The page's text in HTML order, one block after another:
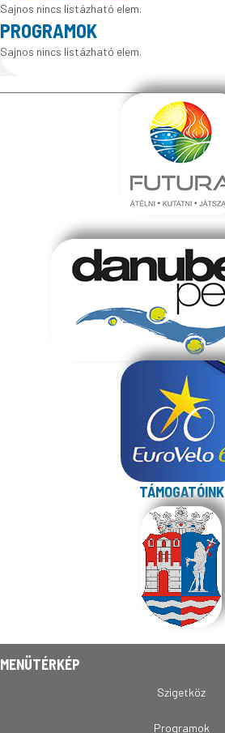
Sajnos nincs listázható elem.
PROGRAMOK
Sajnos nincs listázható elem.
TÁMOGATÓINK
MENÜTÉRKÉP
Szigetköz
Programok